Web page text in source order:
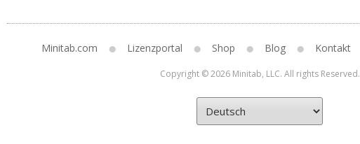
Minitab.com Lizenzportal Shop Blog Kontakt
Copyright © 2026 Minitab, LLC. All rights Reserved.